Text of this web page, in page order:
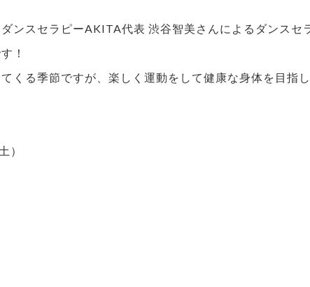
ンスセラピーAKITA代表 渋谷智美さんによるダンスセ
！
くる季節ですが、楽しく運動をして健康な身体を目指
）